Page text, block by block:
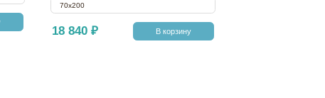
18 840 ₽
70х200
В корзину